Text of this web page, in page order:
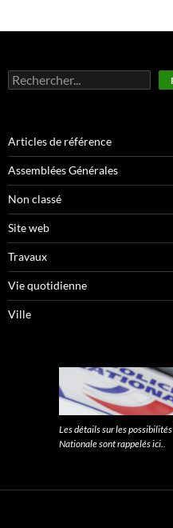
Rechercher
Articles de référence
Assemblées Générales
Non classé
Site web
Travaux
Vie quotidienne
Ville
Les détails sur les
Nationale sont rappelés ici..